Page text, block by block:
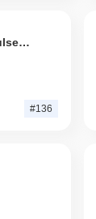
HEX (Pulsechain)
#136